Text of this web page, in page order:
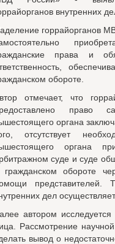
внутренних
горрайорганов
права и
обороте.
отмечает, что
право
органа
отсутствует
органа
суде и суде
гражданском обороте
представителей.
дел
автором
Рассмотрение
вывод о